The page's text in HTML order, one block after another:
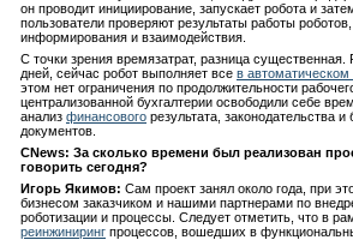
он проводит инициирование, запускает робота и
пользователи проверяют результаты работы
информирования и взаимодействия.
С точки зрения времязатрат, разница
дней, сейчас робот выполняет все в
этом нет ограничения по продолжительности
централизованной бухгалтерии освободили себе
анализ финансового результата, законодательства
документов.
CNews: За сколько времени был реализован
говорить сегодня?
Игорь Якимов: Сам проект занял около года, при
бизнесом заказчиком и нашими партнерами по
роботизации и процессы. Следует отметить, что в
реинжиниринг процессов, вошедших в